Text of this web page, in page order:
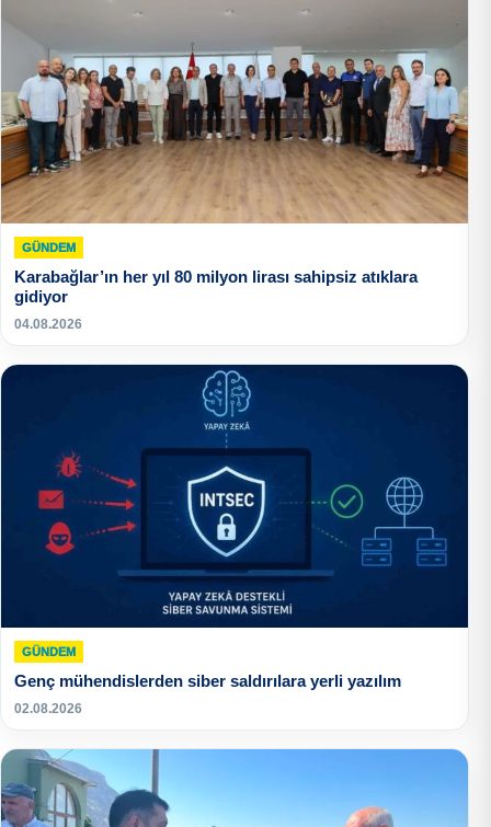
GÜNDEM
Karabağlar’ın her yıl 80 milyon lirası sahipsiz atıklara
gidiyor
04.08.2026
GÜNDEM
Genç mühendislerden siber saldırılara yerli yazılım
02.08.2026